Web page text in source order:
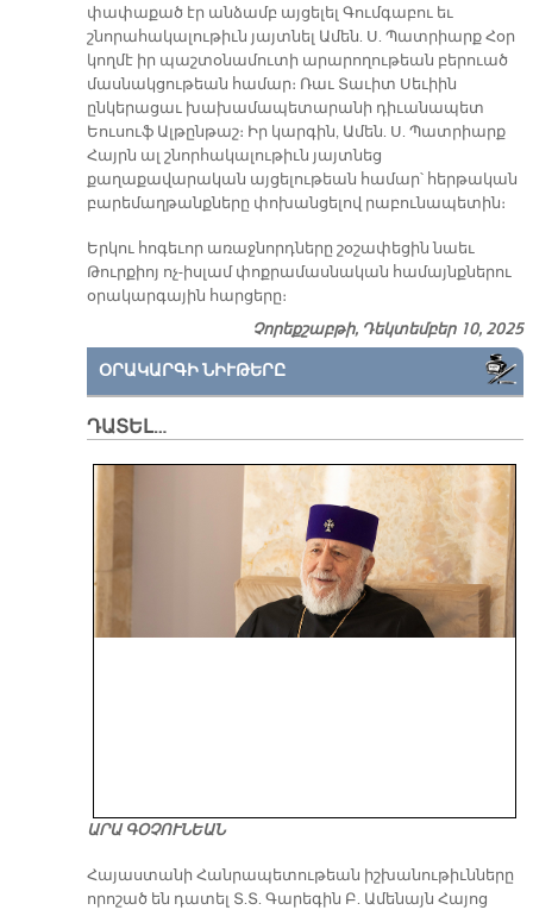
փափաքած էր անձամբ այցելել Գումգաբու եւ
շնորահակալութիւն յայտնել Ամեն. Ս. Պատրիարք Հօր
կողմէ իր պաշտօնամուտի արարողութեան բերուած
մասնակցութեան համար։ Ռաւ Տաւիտ Սեւիին
ընկերացաւ խախամապետարանի դիւանապետ
Եուսուֆ Ալթընթաշ։ Իր կարգին, Ամեն. Ս. Պատրիարք
Հայրն ալ շնորհակալութիւն յայտնեց
քաղաքավարական այցելութեան համար՝ հերթական
բարեմաղթանքները փոխանցելով րաբունապետին։
Երկու հոգեւոր առաջնորդները շօշափեցին նաեւ
Թուրքիոյ ոչ-իսլամ փոքրամասնական համայնքներու
օրակարգային հարցերը։
Չորեքշաբթի, Դեկտեմբեր 10, 2025
ՕՐԱԿԱՐԳԻ ՆԻՒԹԵՐԸ
ԴԱՏԵԼ…
ԱՐԱ ԳՕՉՈՒՆԵԱՆ
​Հայաստանի Հանրապետութեան իշխանութիւնները
որոշած են դատել Տ.Տ. Գարեգին Բ. Ամենայն Հայոց